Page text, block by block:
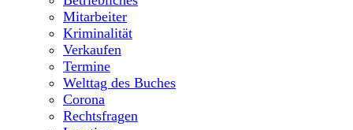
Mitarbeiter
Kriminalität
Verkaufen
Termine
Welttag des Buches
Corona
Rechtsfragen